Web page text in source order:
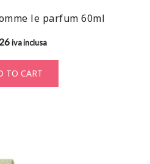
le parfum 60ml
iva inclusa
TO CART